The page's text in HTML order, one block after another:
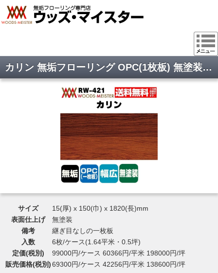
カリン 無垢フローリング OPC(1枚板) 無塗装 ABグレード 15×150×1820(mm) 1.64平米入
サイズ
15(厚) x 150(巾) x 1820(長)mm
表面仕上げ
無塗装
備考
継ぎ目なしの一枚板
入数
6枚/ケース(1.64平米・0.5坪)
定価(税別)
99000円/ケース 60366円/平米 198000円/坪
販売価格(税別)69300円/ケース 42256円/平米 138600円/坪